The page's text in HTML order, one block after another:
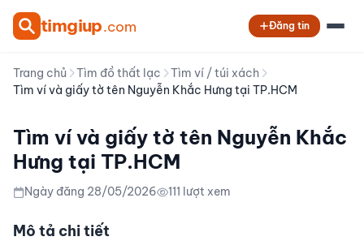
timgiup.com Đăng tin
Trang chủ Tìm đồ thất lạc
Tìm ví / túi xách
Tìm ví và giấy tờ tên Nguyễn Khắc Hưng tại TP.HCM
Tìm ví và giấy tờ tên Nguyễn Khắc
Hưng tại TP.HCM
Ngày đăng 28/05/2026 111 lượt xem
Mô tả chi tiết